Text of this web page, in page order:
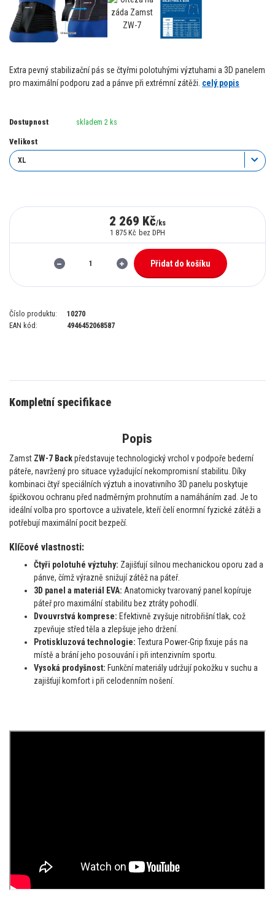
Extra pevný stabilizační pás se čtyřmi polotuhými výztuhami a 3D panelem
pro maximální podporu zad a pánve při extrémní zátěži. celý popis
Dostupnost skladem 2 ks
Velikost
2 269 Kč/ks
1 875 Kč bez DPH
Přidat do košíku
Číslo produktu:
10270
EAN kód:
4946452068587
Kompletní specifikace
Popis
Zamst ZW-7 Backpředstavuje technologický vrchol v podpoře bederní
páteře, navržený pro situace vyžadující nekompromisní stabilitu. Díky
kombinaci čtyř speciálních výztuh a inovativního 3D panelu poskytuje
špičkovou ochranu před nadměrným prohnutím a namáháním zad. Je to
ideální volba pro sportovce a uživatele, kteří čelí enormní fyzické zátěži a
potřebují maximální pocit bezpečí.
Klíčové vlastnosti:
Čtyři polotuhé výztuhy: Zajišťují silnou mechanickou oporu zad a
pánve, čímž výrazně snižují zátěž na páteř.
3D panel a materiál EVA: Anatomicky tvarovaný panel kopíruje
páteř pro maximální stabilitu bez ztráty pohodlí.
Dvouvrstvá komprese: Efektivně zvyšuje nitrobřišní tlak, což
zpevňuje střed těla a zlepšuje jeho držení.
Protiskluzová technologie: Textura Power-Grip fixuje pás na
místě a brání jeho posouvání i při intenzivním sportu.
Vysoká prodyšnost: Funkční materiály udržují pokožku v suchu a
zajišťují komfort i při celodenním nošení.